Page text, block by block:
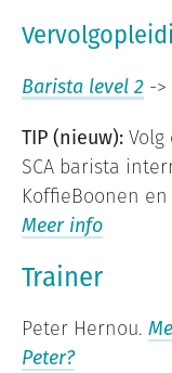
Barista level 2 ->
TIP (nieuw):
SCA barista
KoffieBoonen
Meer info
Trainer
Peter Hernou.
Peter?